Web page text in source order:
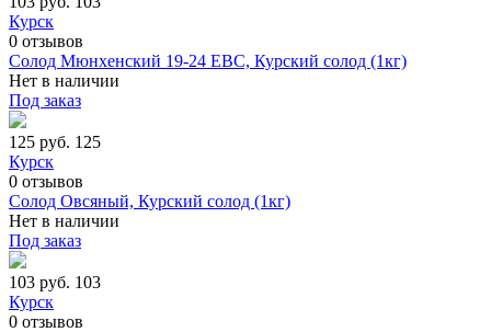
Курск
0 отзывов
Солод Мюнхенский 19-24 ЕВС, Курский солод (1кг)
Нет в наличии
Под заказ
125 руб. 125
Курск
0 отзывов
Солод Овсяный, Курский солод (1кг)
Нет в наличии
Под заказ
103 руб. 103
Курск
0 отзывов